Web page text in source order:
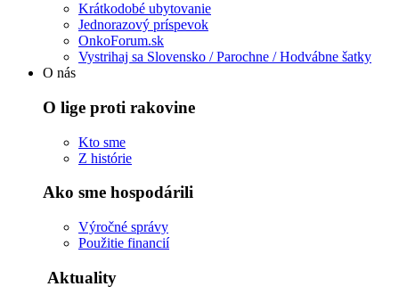
Krátkodobé ubytovanie
Jednorazový príspevok
OnkoForum.sk
Vystrihaj sa Slovensko / Parochne / Hodvábne šatky
O nás
O lige proti rakovine
Kto sme
Z histórie
Ako sme hospodárili
Výročné správy
Použitie financií
Aktuality